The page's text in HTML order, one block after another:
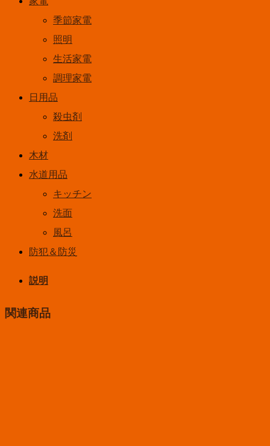
季節家電
照明
生活家電
調理家電
日用品
殺虫剤
洗剤
木材
水道用品
キッチン
洗面
風呂
防犯＆防災
説明
関連商品